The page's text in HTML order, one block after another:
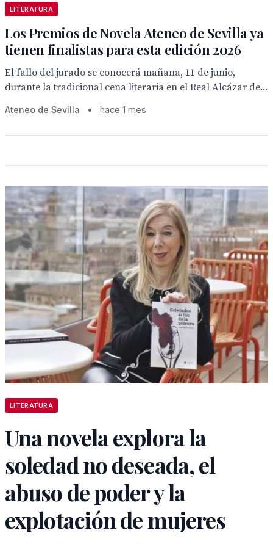
LITERATURA
Los Premios de Novela Ateneo de Sevilla ya
tienen finalistas para esta edición 2026
El fallo del jurado se conocerá mañana, 11 de junio,
durante la tradicional cena literaria en el Real Alcázar de...
Ateneo de Sevilla • hace 1 mes
LITERATURA
Una novela explora la
soledad no deseada, el
abuso de poder y la
explotación de mujeres